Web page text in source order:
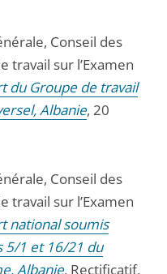
Conseil des
travail sur l’Examen
du Groupe de travail
Albanie, 20
Conseil des
travail sur l’Examen
national soumis
5/1 et 16/21 du
Albanie, Rectificatif,